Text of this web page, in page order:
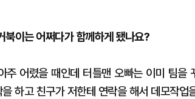
북이는 어쩌다가 함께하게 됐나요?
주 어렸을 때인데 터틀맨 오빠는 이미 팀을
을 하고 친구가 저한테 연락을 해서 데모작업